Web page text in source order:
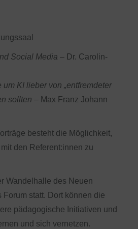
Social Media – Dr. Carolin-
KI lieber von „entfremdeter
sollten – Max Franz Johann
besteht die Möglichkeit,
den Referent:innen zu
Wandelhalle des Neuen
Forum statt. Dort können die
pädagogische Initiativen und
und sich vernetzen.